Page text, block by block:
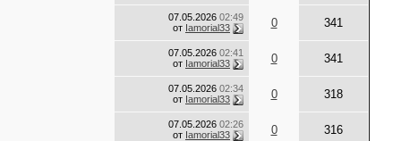
07.05.2026 02:49
от Iamorial33 0 341
07.05.2026 02:41
от Iamorial33 0 341
07.05.2026 02:34
от Iamorial33 0 318
07.05.2026 02:26
от Iamorial33 0 316